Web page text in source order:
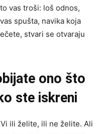
vas troši: loš odnos,
spušta, navika koja
stvari se otvaraju
ono što
ste iskreni
Vi ili želite, ili ne želite. Ali